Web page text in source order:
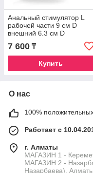
Анальный стимулятор L
рабочей части 9 см D
внешний 6.3 см D
внутренний 2.8 см
7 600 ₸
Купить
О нас
100%
Работает с
г. Алматы
МАГАЗИН 1 -
МАГАЗИН 2 -
Назарбаева),